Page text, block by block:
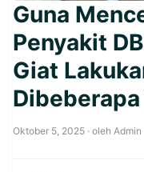
Guna
Penyakit
Giat
Oktober 5, 2025 · oleh Admin